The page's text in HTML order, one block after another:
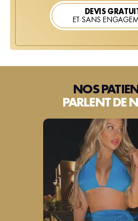
DEVIS
ET SANS
NOS
PARLENT DE